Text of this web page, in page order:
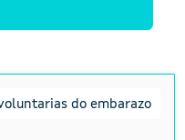
do embarazo